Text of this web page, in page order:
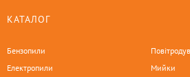
КАТАЛОГ
Бензопили
Електропили
Мийки